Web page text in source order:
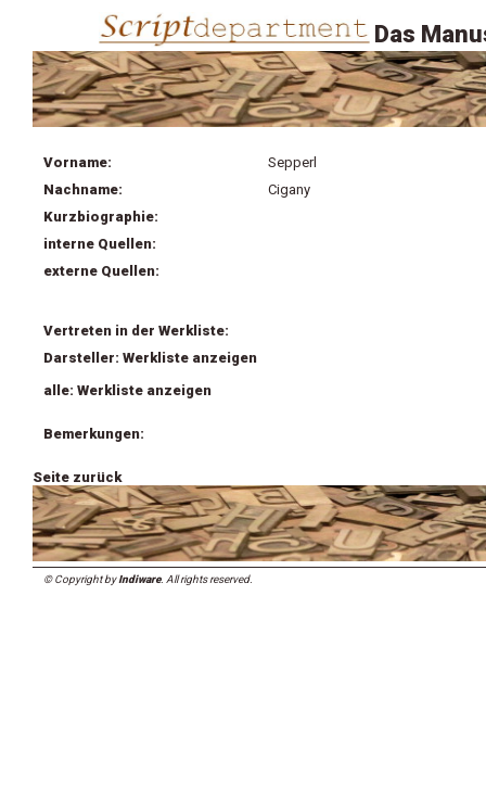
Das
Vorname:
Sepperl
Nachname:
Cigany
Kurzbiographie:
interne Quellen:
externe Quellen:
Vertreten in der Werkliste:
Darsteller: Werkliste anzeigen
alle: Werkliste anzeigen
Bemerkungen:
Seite zurück
© Copyright byIndiware. All rights reserved.